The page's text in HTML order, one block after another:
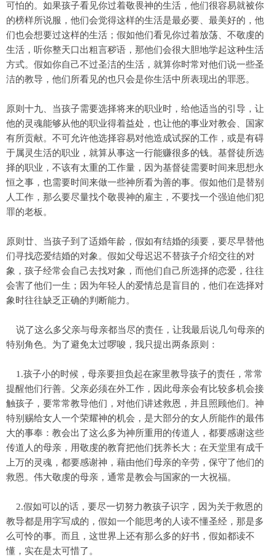
可怕的。如果孩子看见你过着敬畏神的生活，他们很容易就被你
的榜样所说服，他们会觉得这样的生活是最必要、最美好的，他
们也会想要过这样的生活；假如他们看见你过着放荡、不敬虔的
生活，听你整天口出粗言秽语，那他们会很大胆地学起这种生活
方式。假如你自己不过圣洁的生活，就算你时常对他们说一些圣
洁的教导，他们所看见的也只会是你生活中所表现出的罪恶。
原则十九、当孩子需要选择将来的职业时，给他适当的引导，让
他的灵魂能够从他的职业得着益处，也让他的事业对教会、国家
有所贡献。不可允许他选择容易对他造成试探的工作，或是有碍
于属灵生活的职业，就算从事这一行能赚很多的钱。基督徒所选
择的职业，不该有太重的工作量，因为基督徒需要时间来思想永
恒之事，也需要时间来做一些神所看为善的事。假如他们是替别
人工作，那么要尽量找个敬畏神的雇主，不要找一个强迫他们犯
罪的老板。
原则廿、当孩子到了适婚年龄，假如有结婚的须要，要尽早替他
们寻找恋爱结婚的对象。假如父母迟迟不替孩子介绍交往的对
象，孩子经常会自己去找对象，而他们自己所选择的恋爱，往往
会害了他们一生；因为年轻人的爱情总是盲目的，他们在选择对
象时往往缺乏正确的判断能力。
说了这么多父亲与母亲都当尽的责任，让我最后说几句母亲的
特别角色。为了避免太过啰唆，我只提出两条原则：
1.孩子小的时候，母亲要担负起在家里教导孩子的责任，常常
提醒他们行善。父亲必须在外工作，因此母亲会有比较多机会接
触孩子，要常常教导他们，对他们讲述救恩，并且照顾他们。神
特别赐给女人一个荣耀神的机会，是大部分的女人所能作的最伟
大的事奉：教会出了这么多为神所重用的传道人，都要感谢这些
传道人的母亲，用敬虔的教育把他们抚养长大；在天堂里有成千
上万的灵魂，都要感谢神，藉由他们母亲的辛劳，保守了他们的
救恩。伟大敬虔的母亲，通常是教会与国家的一大祝福。
2.假如可以的话，要尽一切努力教孩子识字，因为关于救恩的
教导都是用字写成的，假如一个能思考的人读不懂圣经，那是多
么可怜的事。而且，这世界上还有那么多的好书，假如都读不
懂，实在是太可惜了。